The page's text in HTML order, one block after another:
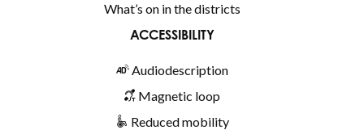
What’s on in the districts
ACCESSIBILITY
Audiodescription
Magnetic loop
Reduced mobility